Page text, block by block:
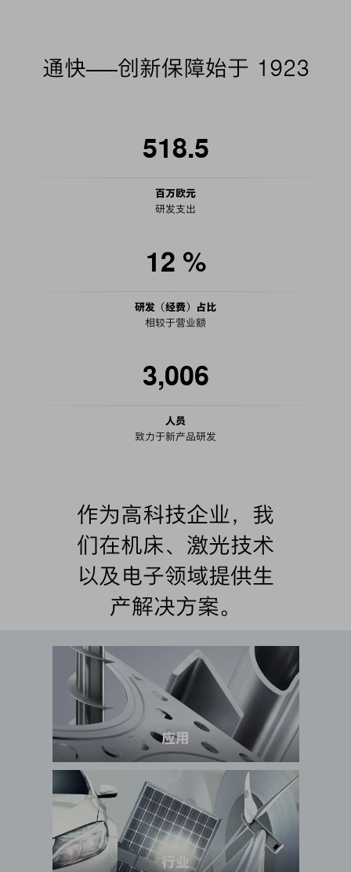
通快——创新保障始于 1923
518.5
百万欧元
研发支出
12 %
研发（经费）占比
相较于营业额
3,006
人员
致力于新产品研发
作为高科技企业，我
们在机床、激光技术
以及电子领域提供生
产解决方案。
应用
行业